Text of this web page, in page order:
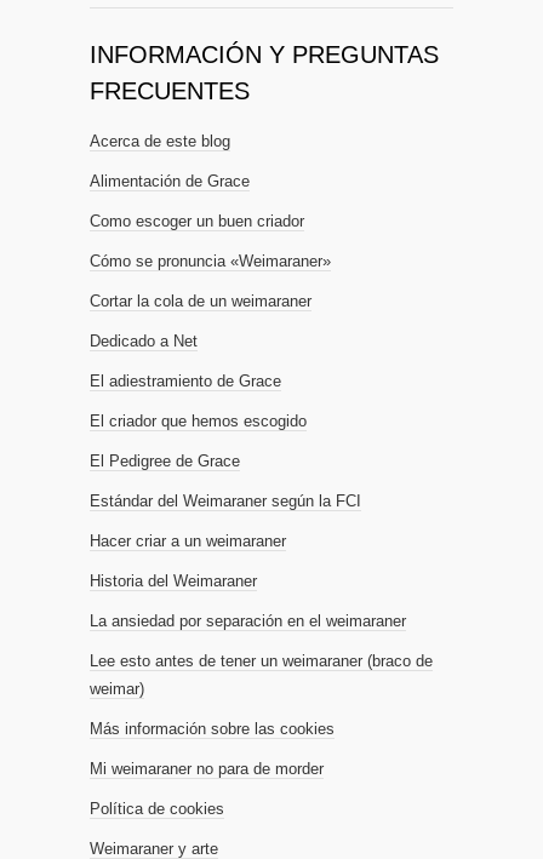
INFORMACIÓN Y PREGUNTAS
FRECUENTES
Acerca de este blog
Alimentación de Grace
Como escoger un buen criador
Cómo se pronuncia «Weimaraner»
Cortar la cola de un weimaraner
Dedicado a Net
El adiestramiento de Grace
El criador que hemos escogido
El Pedigree de Grace
Estándar del Weimaraner según la FCI
Hacer criar a un weimaraner
Historia del Weimaraner
La ansiedad por separación en el weimaraner
Lee esto antes de tener un weimaraner (braco de
weimar)
Más información sobre las cookies
Mi weimaraner no para de morder
Política de cookies
Weimaraner y arte